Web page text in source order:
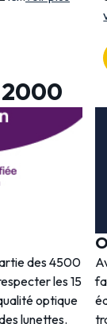
des 4500
les 15
optique
lunettes.